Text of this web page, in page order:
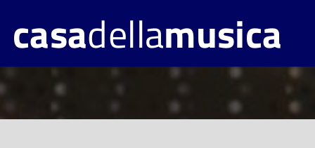
casadellamusica